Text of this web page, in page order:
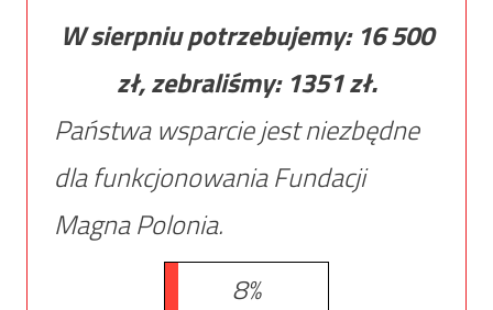
W sierpniu potrzebujemy: 16 500
zł, zebraliśmy: 1351zł.
Państwa wsparcie jest niezbędne
dla funkcjonowania Fundacji
Magna Polonia.
8%